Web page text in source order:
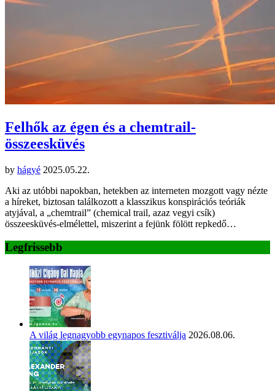
Felhők az égen és a chemtrail-
összeesküvés
by hágyé 2025.05.22.
Aki az utóbbi napokban, hetekben az interneten mozgott vagy nézte
a híreket, biztosan találkozott a klasszikus konspirációs teóriák
atyjával, a „chemtrail” (chemical trail, azaz vegyi csík)
összeesküvés-elmélettel, miszerint a fejünk fölött repkedő…
Legfrissebb
A világ legnagyobb egynapos fesztiválja 2026.08.06.